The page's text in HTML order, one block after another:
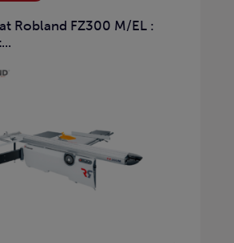
Robland FZ300 M/EL :